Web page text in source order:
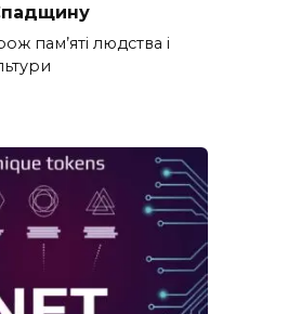
пам’яті людства і